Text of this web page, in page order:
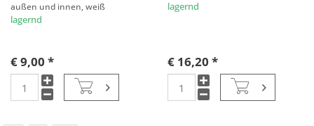
außen und innen, weiß
lagernd
€ 9,00 *
lagernd
€ 16,20 *